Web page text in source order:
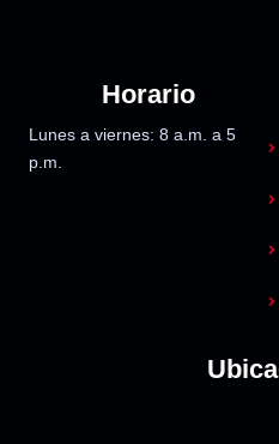
Horario
Lunes a viernes: 8 a.m. a 5
p.m.